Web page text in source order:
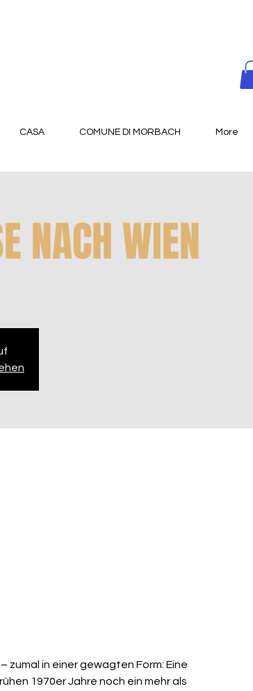
CASA COMUNE DI MORBACH More
NACH WIEN
zumal in einer gewagten Form: Eine
1970er Jahre noch ein mehr als